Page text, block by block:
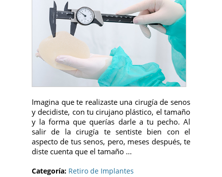
Imagina que te realizaste una cirugía de senos
y decidiste, con tu cirujano plástico, el tamaño
y la forma que querías darle a tu pecho. Al
salir de la cirugía te sentiste bien con el
aspecto de tus senos, pero, meses después, te
diste cuenta que el tamaño ...
Categoría: Retiro de Implantes